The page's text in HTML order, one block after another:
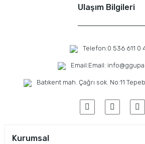
Ulaşım Bilgileri
Telefon:0 536 611 0
Email:Email:
Batıkent mah. Çağrı sok. No:11
Kurumsal